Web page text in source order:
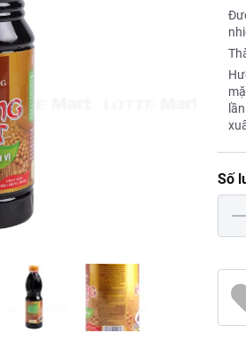
Số